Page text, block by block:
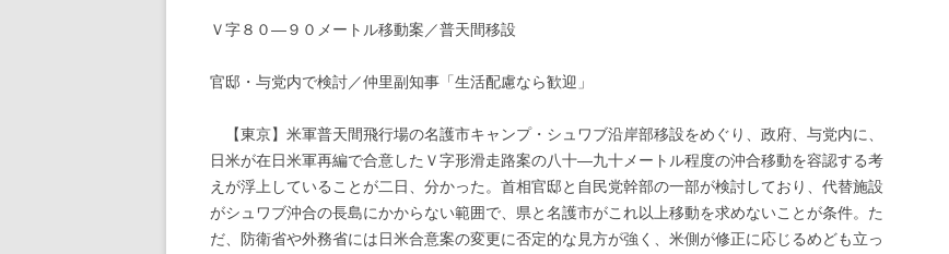
Ｖ字８０―９０メートル移動案／普天間移設
官邸・与党内で検討／仲里副知事「生活配慮なら歓迎」
【東京】米軍普天間飛行場の名護市キャンプ・シュワブ沿岸部移設をめぐり、政府、与党内に、
日米が在日米軍再編で合意したＶ字形滑走路案の八十―九十メートル程度の沖合移動を容認する考
えが浮上していることが二日、分かった。首相官邸と自民党幹部の一部が検討しており、代替施設
がシュワブ沖合の長島にかからない範囲で、県と名護市がこれ以上移動を求めないことが条件。た
だ、防衛省や外務省には日米合意案の変更に否定的な見方が強く、米側が修正に応じるめども立っ